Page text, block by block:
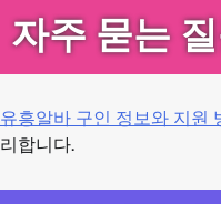
자주 묻는
유흥알바 구인 정보와 지원
리합니다.